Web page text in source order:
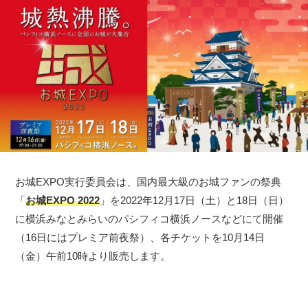
お城EXPO実行委員会は、国内最大級のお城ファンの祭典
「お城EXPO 2022 」を2022年12月17日（土）と18日（日）
に横浜みなとみらいのパシフィコ横浜ノースなどにて開催
（16日にはプレミア前夜祭）、各チケットを10月14日
（金）午前10時より販売します。